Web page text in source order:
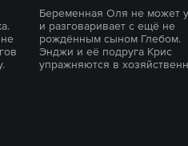
Беременная Оля не может
и разговаривает с ещё не
рождённым сыном Глебом.
Энджи и её подруга Крис
упражняются в